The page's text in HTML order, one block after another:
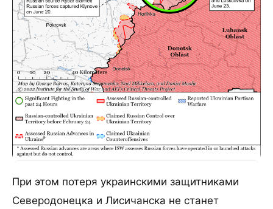
При этом потеря украинскими защитниками
Северодонецка и Лисичанска не станет